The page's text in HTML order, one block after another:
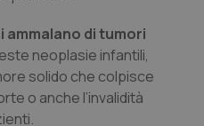
Ulcerosa
ammalano di tumori
neoplasie infantili,
solido che colpisce
o anche l’invalidità